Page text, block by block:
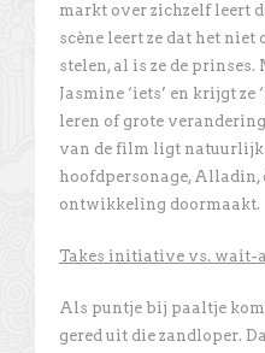
markt over zichzelf leert
scène leert ze dat het niet
stelen, al is ze de
Jasmine ‘iets’ en krijgt ze
leren of grote
van de film ligt natuurlijk
hoofdpersonage, Alladin,
ontwikkeling doormaakt.
Takes initiative vs. wait-
Als puntje bij paaltje
gered uit die zandloper.